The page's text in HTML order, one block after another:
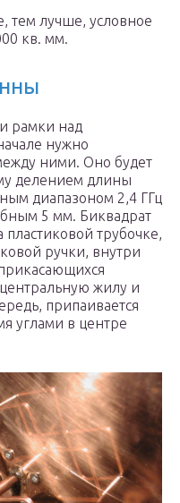
тем лучше, условное
кв. мм.
рамки над
нужно
ними. Оно будет
делением длины
диапазоном 2,4 ГГц
5 мм. Биквадрат
пластиковой трубочке,
ручки, внутри
жилу и
припаивается
углами в центре